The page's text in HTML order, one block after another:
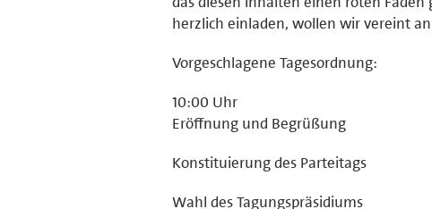
herzlich einladen, wollen wir vereint
Vorgeschlagene Tagesordnung:
10:00 Uhr
Eröffnung und Begrüßung
Konstituierung des Parteitags
Wahl des Tagungspräsidiums